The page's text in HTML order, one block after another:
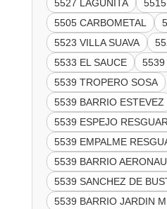
5527 LAGUNITA
5505 CARBOMETAL
5523 VILLA SUAVA
5533 EL SAUCE
5539
5539 TROPERO SOSA
5539 BARRIO ESTEVEZ
5539 ESPEJO
5539 EMPALME
5539 BARRIO
5539 SANCHEZ DE
5539 BARRIO JARDIN